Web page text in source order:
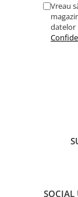
Vreau
datelor
SOCIAL